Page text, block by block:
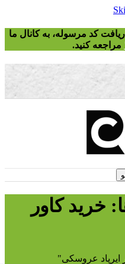
مرسوله، به کانال ما
کاور